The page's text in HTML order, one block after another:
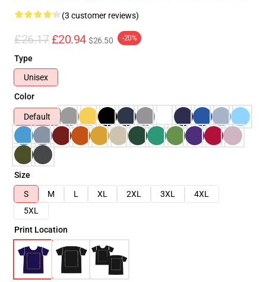
(3 customer reviews)
£26.17 £20.94 $26.50 -20%
Type
Unisex
Color
Default
Size
S
M L XL 2XL 3XL
4XL
5XL
Print Location